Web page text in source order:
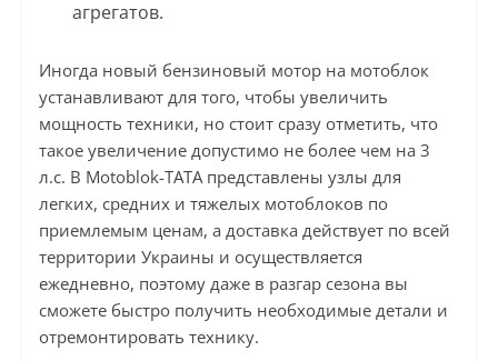
агрегатов.
Иногда новый бензиновый мотор на мотоблок
устанавливают для того, чтобы увеличить
мощность техники, но стоит сразу отметить, что
такое увеличение допустимо не более чем на 3
л.с. В Motoblok-TATA представлены узлы для
легких, средних и тяжелых мотоблоков по
приемлемым ценам, а доставка действует по всей
территории Украины и осуществляется
ежедневно, поэтому даже в разгар сезона вы
сможете быстро получить необходимые детали и
отремонтировать технику.